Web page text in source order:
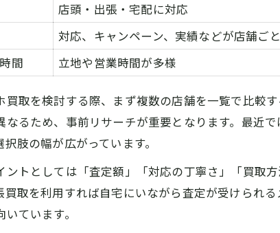
店舗別スマ
店頭・宅配
スマホ買取
買取方法選
画面割れ・
店頭・出張・宅配に対応
対応、キャンペーン、実績などが店舗ご
間
立地や営業時間が多様
買取を検討する際、まず複数の店舗を一覧で比較
なるため、事前リサーチが重要となります。最近
肢の幅が広がっています。
ントとしては「査定額」「対応の丁寧さ」「買取
買取を利用すれば自宅にいながら査定が受けられ
ています。